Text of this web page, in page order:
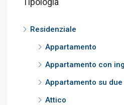
Residenziale
Appartamento
Appartamento con
Appartamento su
Attico